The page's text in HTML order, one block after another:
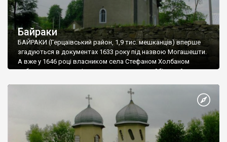
Байраки
БАЙРАКИ (Герцаївський район, 1,9 тис. мешканців) вперше
згадуються в документах 1633 року під назвою Могашешти.
А вже у 1646 році власником села Стефаном Холбаном
побудовано церкву. І не просто церкву, а найбільший з
Церква Різдва Богородиці збудована з цегли у характерному
для Буковини і північної частини Молдови стилі і має форму
трилисника з конхою вівтаря та двома бічними ризалітами.